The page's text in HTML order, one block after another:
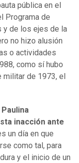
pública en el
Programa de
y de los ejes de la
no hizo alusión
o actividades
como sí hubo
de 1973, el
inacción ante
un día en que
como tal, para
y el inicio de un